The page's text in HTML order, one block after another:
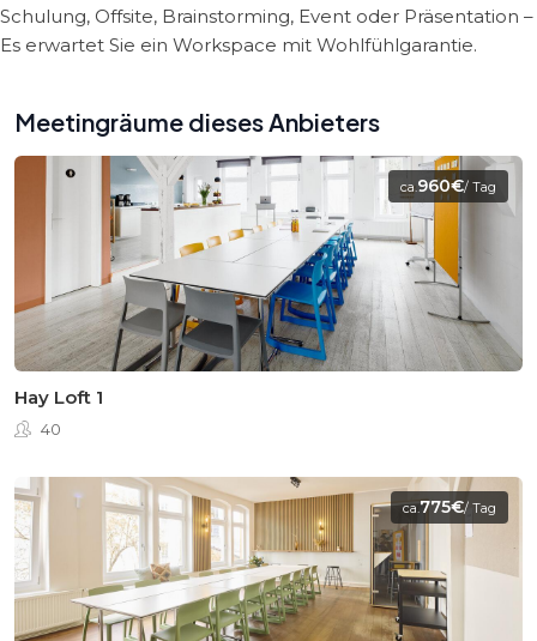
Schulung, Offsite, Brainstorming, Event oder Präsentation –
Es erwartet Sie ein Workspace mit Wohlfühlgarantie.
Meetingräume dieses Anbieters
ca.960€/ Tag
Hay Loft 1
40
ca.775€/ Tag